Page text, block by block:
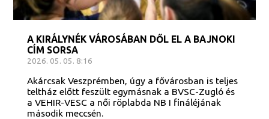
A KIRÁLYNÉK VÁROSÁBAN DŐL EL A BAJNOKI
CÍM SORSA
2026. 05. 05. 8:16
Akárcsak Veszprémben, úgy a fővárosban is teljes
teltház előtt feszült egymásnak a BVSC-Zugló és
a VEHIR-VESC a női röplabda NB I fináléjának
második meccsén.